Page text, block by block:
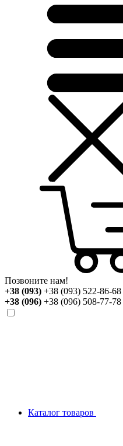
Позвоните нам!
+38 (093) +38 (093) 522-86-68
+38 (096) +38 (096) 508-77-78
Каталог товаров